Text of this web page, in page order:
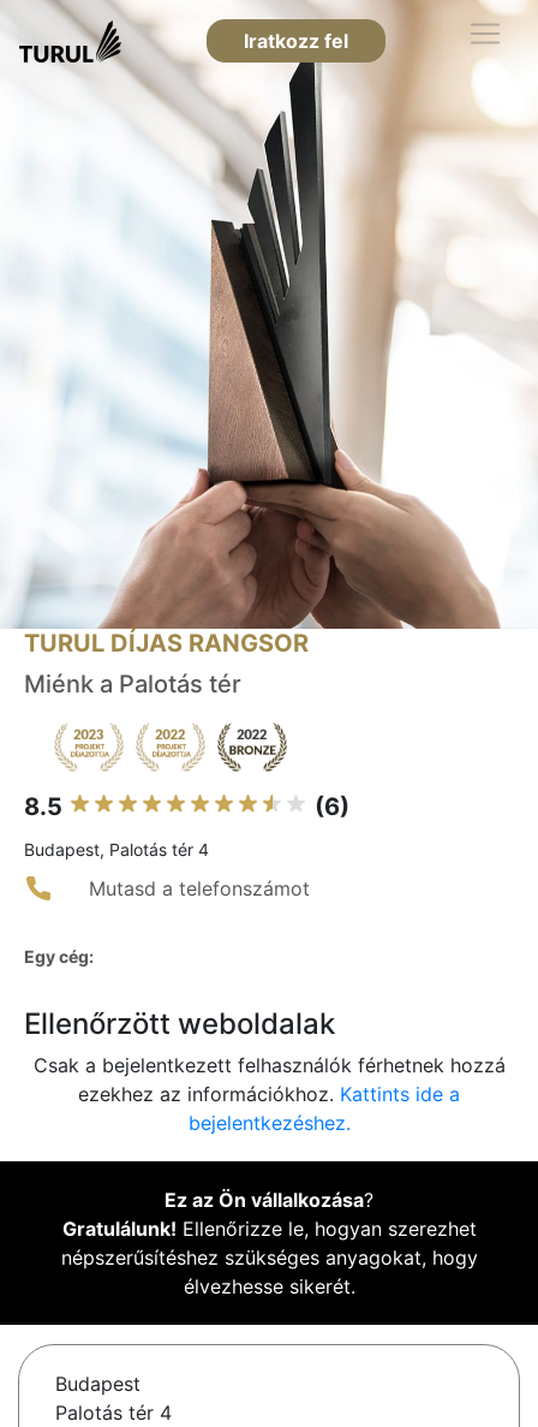
Iratkozz fel
TURUL DÍJAS RANGSOR
Miénk a Palotás tér
8.5 (6)
Budapest, Palotás tér 4
Mutasd a telefonszámot
Egy cég:
Ellenőrzött weboldalak
Csak a bejelentkezett felhasználók férhetnek hozzá
ezekhez az információkhoz. Kattints ide a
bejelentkezéshez.
Ez az Ön vállalkozása?
Gratulálunk! Ellenőrizze le, hogyan szerezhet
népszerűsítéshez szükséges anyagokat, hogy
élvezhesse sikerét.
Budapest
Palotás tér 4